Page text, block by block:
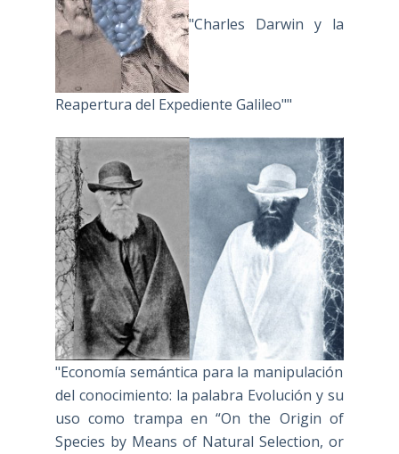
"Charles Darwin y la
Reapertura del Expediente Galileo""
"Economía semántica para la manipulación
del conocimiento: la palabra Evolución y su
uso como trampa en “On the Origin of
Species by Means of Natural Selection, or